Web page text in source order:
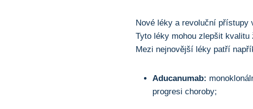
Nové léky a revoluční přístupy
Tyto léky mohou zlepšit
Mezi nejnovější léky patří
Aducanumab:
progresi choroby;